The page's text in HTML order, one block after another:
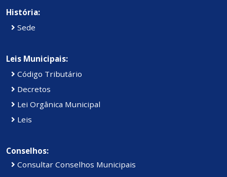
História:
Sede
Leis Municipais:
Código Tributário
Decretos
Lei Orgânica Municipal
Leis
Conselhos:
Consultar Conselhos Municipais